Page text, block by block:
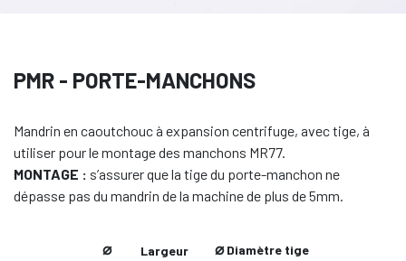
PMR - PORTE-MANCHONS
Mandrin en caoutchouc à expansion centrifuge, avec tige, à
utiliser pour le montage des manchons MR77.
MONTAGE : s’assurer que la tige du porte-manchon ne
dépasse pas du mandrin de la machine de plus de 5mm.
⌀
Largeur
⌀Diamètre tige